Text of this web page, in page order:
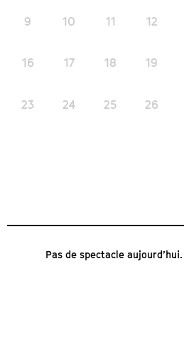
9 10 11 12
16 17 18 19
23 24 25 26
Pas de spectacle aujourd’hui.